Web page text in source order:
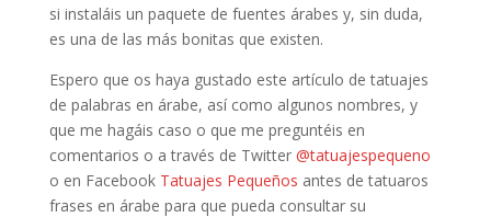
si instaláis un paquete de fuentes árabes y, sin duda,
es una de las más bonitas que existen.
Espero que os haya gustado este artículo de tatuajes
de palabras en árabe, así como algunos nombres, y
que me hagáis caso o que me preguntéis en
comentarios o a través de Twitter @tatuajespequeno
o en FacebookTatuajes Pequeños antes de tatuaros
frases en árabe para que pueda consultar su